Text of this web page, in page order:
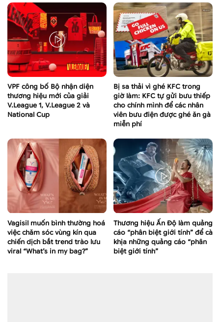
VPF công bố Bộ nhận diện
thương hiệu mới của giải
V.League 1, V.League 2 và
National Cup
Bị sa thải vì ghé KFC trong
giờ làm: KFC tự gửi bưu thiếp
cho chính mình để các nhân
viên bưu điện được ghé ăn gà
miễn phí
Vagisil muốn bình thường hoá
việc chăm sóc vùng kín qua
chiến dịch bắt trend trào lưu
viral “What’s in my bag?”
Thương hiệu Ấn Độ làm quảng
cáo “phân biệt giới tính” để cà
khịa những quảng cáo “phân
biệt giới tính”